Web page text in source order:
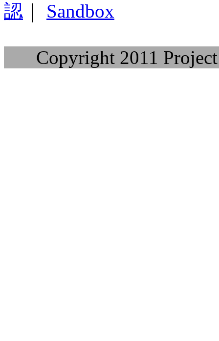
認
Sandbox
Copyright 2011